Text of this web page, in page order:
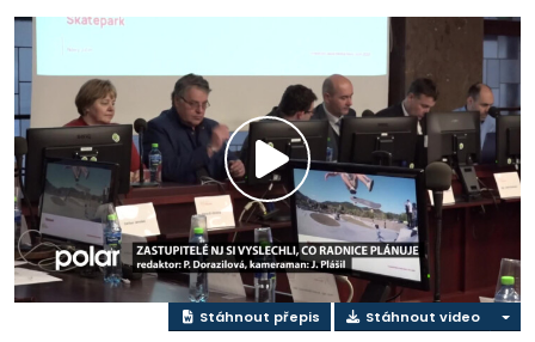
Přehrát
video
Stáhnout přepis Stáhnout video